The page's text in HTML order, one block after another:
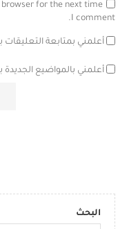
browser for the next time
I comment.
أعلمني بمتابعة التعليقات
أعلمني بالمواضيع الجديدة
البحث